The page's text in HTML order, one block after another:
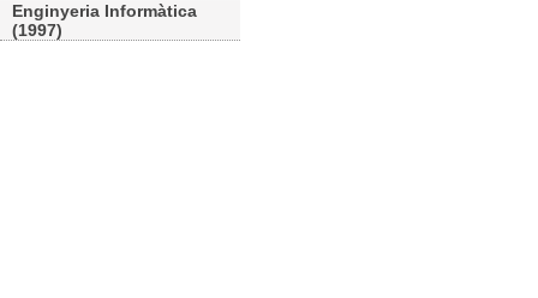
Enginyeria Informàtica
(1997)